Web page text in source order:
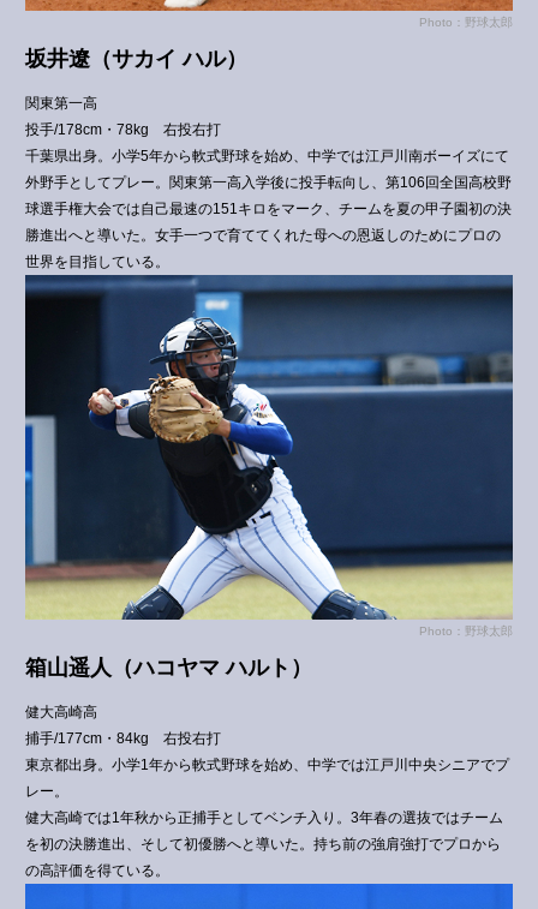
Photo：野球太郎
坂井遼 （サカイ ハル）
関東第一高
投手/178cm・78kg 右投右打
千葉県出身。小学5年から軟式野球を始め、中学では江戸川南ボーイズにて
外野手としてプレー。関東第一高入学後に投手転向し、第106回全国高校野
球選手権大会では自己最速の151キロをマーク、チームを夏の甲子園初の決
勝進出へと導いた。女手一つで育ててくれた母への恩返しのためにプロの
世界を目指している。
Photo：野球太郎
箱山遥人 （ハコヤマ ハルト）
健大高崎高
捕手/177cm・84kg 右投右打
東京都出身。小学1年から軟式野球を始め、中学では江戸川中央シニアでプ
レー。
健大高崎では1年秋から正捕手としてベンチ入り。3年春の選抜ではチーム
を初の決勝進出、そして初優勝へと導いた。持ち前の強肩強打でプロから
の高評価を得ている。